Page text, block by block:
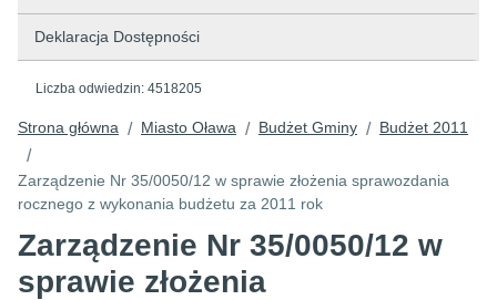
Deklaracja Dostępności
Liczba odwiedzin: 4518205
Strona główna / Miasto Oława / Budżet Gminy / Budżet 2011
/
Zarządzenie Nr 35/0050/12 w sprawie złożenia sprawozdania
rocznego z wykonania budżetu za 2011 rok
Zarządzenie Nr 35/0050/12 w
sprawie złożenia